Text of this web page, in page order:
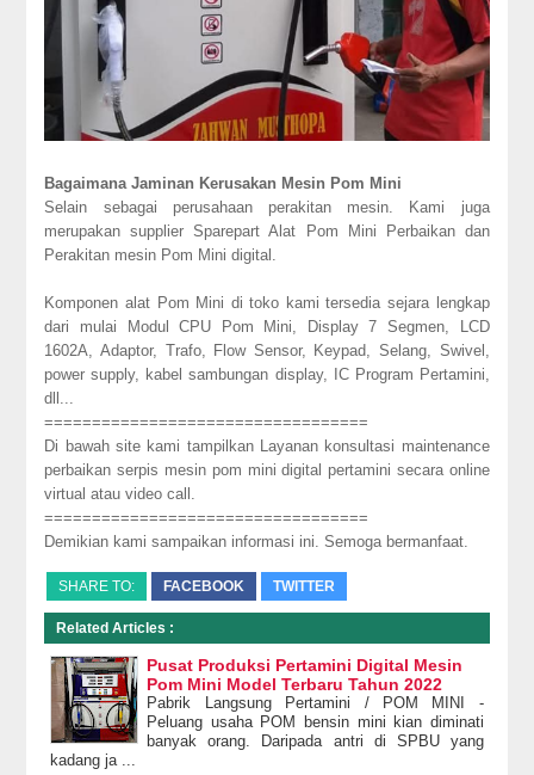
Bagaimana Jaminan Kerusakan Mesin Pom Mini
Selain sebagai perusahaan perakitan mesin. Kami juga
merupakan supplier Sparepart Alat Pom Mini Perbaikan dan
Perakitan mesin Pom Mini digital.
Komponen alat Pom Mini di toko kami tersedia sejara lengkap
dari mulai Modul CPU Pom Mini, Display 7 Segmen, LCD
1602A, Adaptor, Trafo, Flow Sensor, Keypad, Selang, Swivel,
power supply, kabel sambungan display, IC Program Pertamini,
dll...
==================================
Di bawah site kami tampilkan Layanan konsultasi maintenance
perbaikan serpis mesin pom mini digital pertamini secara online
virtual atau video call.
==================================
Demikian kami sampaikan informasi ini. Semoga bermanfaat.
SHARE TO: FACEBOOK TWITTER
Related Articles :
Pusat Produksi Pertamini Digital Mesin
Pom Mini Model Terbaru Tahun 2022
Pabrik Langsung Pertamini / POM MINI -
Peluang usaha POM bensin mini kian diminati
banyak orang. Daripada antri di SPBU yang
kadang ja ...